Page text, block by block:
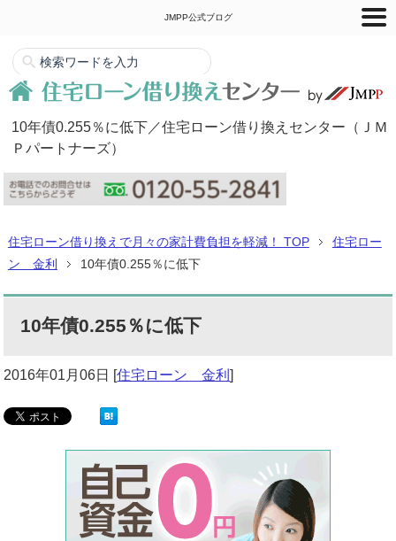
10年債0.255％に低下／住宅ローン借り換えセンター（ＪＭ
Ｐパートナーズ）
住宅ローン借り換えで月々の家計費負担を軽減！ TOP
住宅ロー
ン 金利
10年債0.255％に低下
10年債0.255％に低下
2016年01月06日 [住宅ローン 金利]
JMPP公式ブログ